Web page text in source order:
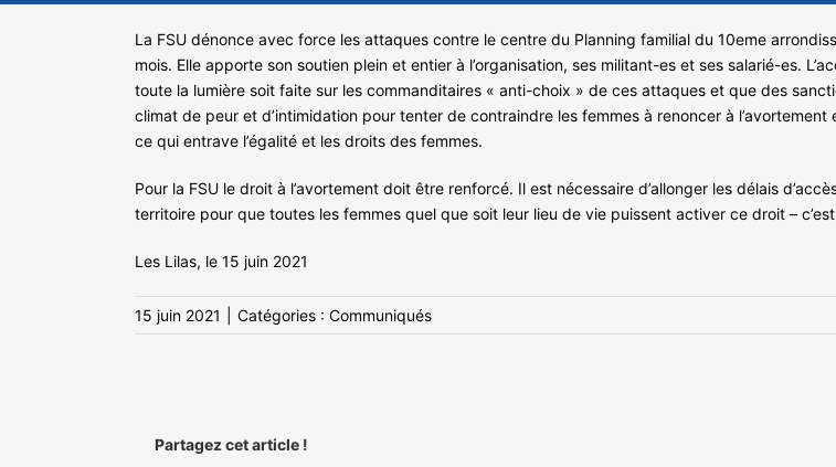
La FSU dénonce avec force les attaques contre le centre du Planning familial du 10eme
mois. Elle apporte son soutien plein et entier à l’organisation, ses militant-es et ses salarié-es.
toute la lumière soit faite sur les commanditaires « anti-choix » de ces attaques et que des
climat de peur et d’intimidation pour tenter de contraindre les femmes à renoncer à
ce qui entrave l’égalité et les droits des femmes.
Pour la FSU le droit à l’avortement doit être renforcé. Il est nécessaire d’allonger les délais
territoire pour que toutes les femmes quel que soit leur lieu de vie puissent activer ce droit –
Les Lilas, le 15 juin 2021
15 juin 2021 Catégories : Communiqués
Partagez cet article !